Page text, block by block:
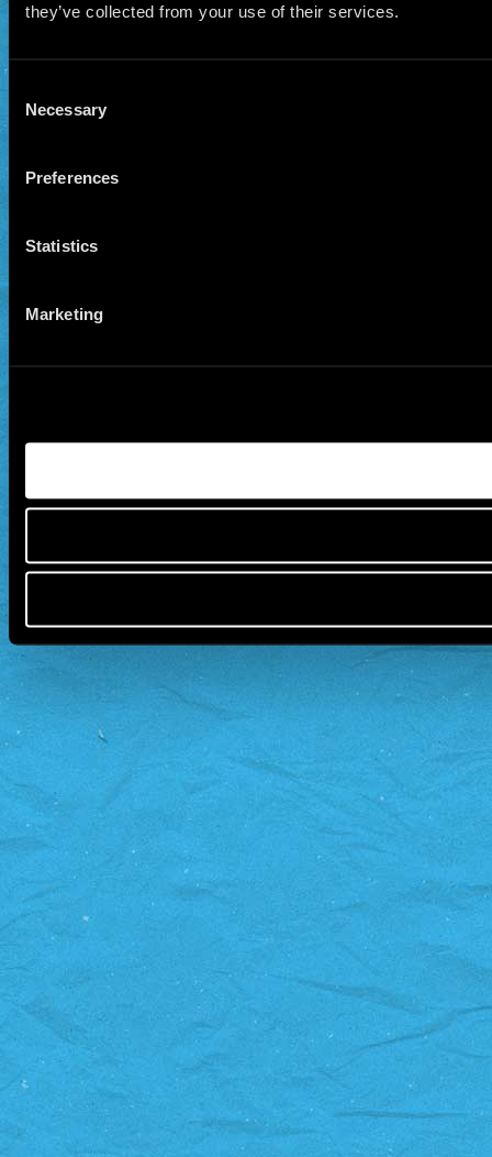
they’ve collected from your use of their services.
Selection
Necessary
Preferences
Statistics
Marketing